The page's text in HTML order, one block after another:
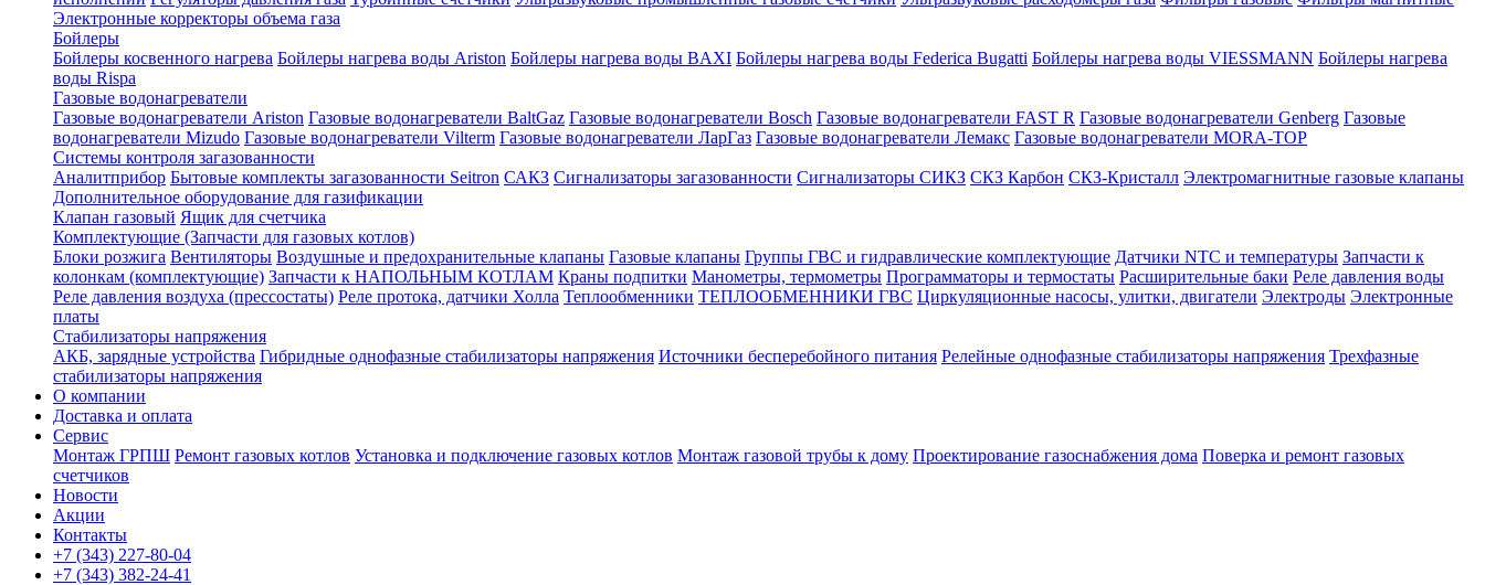
Электронные корректоры объема газа
Бойлеры
Бойлеры косвенного нагрева Бойлеры нагрева воды Ariston Бойлеры нагрева воды BAXI Бойлеры нагрева воды Federica Bugatti Бойлеры нагрева воды VIESSMANN Бойлеры нагрева
воды Rispa
Газовые водонагреватели
Газовые водонагреватели Ariston Газовые водонагреватели BaltGaz Газовые водонагреватели Bosch Газовые водонагреватели FAST R Газовые водонагреватели Genberg Газовые
водонагреватели Mizudo Газовые водонагреватели Vilterm Газовые водонагреватели ЛарГаз Газовые водонагреватели Лемакс Газовые водонагреватели MORA-TOP
Системы контроля загазованности
Аналитприбор Бытовые комплекты загазованности Seitron САКЗ Сигнализаторы загазованности Сигнализаторы СИКЗ СКЗ Карбон СКЗ-Кристалл Электромагнитные газовые клапаны
Дополнительное оборудование для газификации
Клапан газовый Ящик для счетчика
Комплектующие (Запчасти для газовых котлов)
Блоки розжига Вентиляторы Воздушные и предохранительные клапаны Газовые клапаны Группы ГВС и гидравлические комплектующие Датчики NTC и температуры Запчасти к
колонкам (комплектующие) Запчасти к НАПОЛЬНЫМ КОТЛАМ Краны подпитки Манометры, термометры Программаторы и термостаты Расширительные баки Реле давления воды
Реле давления воздуха (прессостаты) Реле протока, датчики Холла Теплообменники ТЕПЛООБМЕННИКИ ГВС Циркуляционные насосы, улитки, двигатели Электроды Электронные
платы
Стабилизаторы напряжения
АКБ, зарядные устройства Гибридные однофазные стабилизаторы напряжения Источники бесперебойного питания Релейные однофазные стабилизаторы напряжения Трехфазные
стабилизаторы напряжения
О компании
Доставка и оплата
Сервис
Монтаж ГРПШ Ремонт газовых котлов Установка и подключение газовых котлов Монтаж газовой трубы к дому Проектирование газоснабжения дома Поверка и ремонт газовых
счетчиков
Новости
Акции
Контакты
+7 (343) 227-80-04
+7 (343) 382-24-41